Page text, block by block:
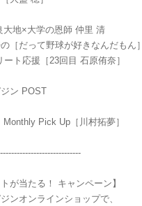
大地×大学の恩師 仲里 清
［だって野球が好きなんだもん］
ト応援［23回目 石原侑奈］
ン POST
Pick Up［川村拓夢］
が当たる！ キャンペーン】
ンオンラインショップで、